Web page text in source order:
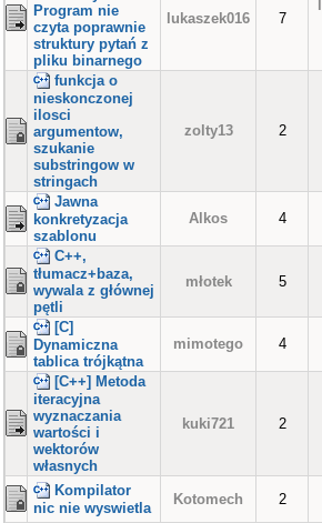
Program nie
czyta poprawnie
struktury pytań z
pliku binarnego
lukaszek016 7
funkcja o
nieskonczonej
ilosci
argumentow,
szukanie
substringow w
stringach
zolty13 2
Jawna
konkretyzacja
szablonu
Alkos 4
C++,
tłumacz+baza,
wywala z głównej
pętli
młotek 5
[C]
Dynamiczna
tablica trójkątna
mimotego 4
[C++] Metoda
iteracyjna
wyznaczania
wartości i
wektorów
własnych
kuki721 2
Kompilator
nic nie wyswietla
Kotomech 2